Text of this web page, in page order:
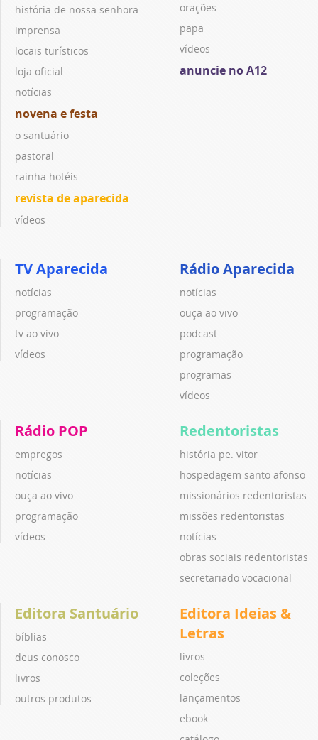
história de nossa senhora
imprensa
locais turísticos
loja oficial
notícias
novena e festa
o santuário
pastoral
rainha hotéis
revista de aparecida
vídeos
orações
papa
vídeos
anuncie no A12
TV Aparecida
notícias
programação
tv ao vivo
vídeos
Rádio Aparecida
notícias
ouça ao vivo
podcast
programação
programas
vídeos
Rádio POP
empregos
notícias
ouça ao vivo
programação
vídeos
Redentoristas
história pe. vitor
hospedagem santo afonso
missionários redentoristas
missões redentoristas
notícias
obras sociais redentoristas
secretariado vocacional
Editora Santuário
bíblias
deus conosco
livros
outros produtos
Editora Ideias &
Letras
livros
coleções
lançamentos
ebook